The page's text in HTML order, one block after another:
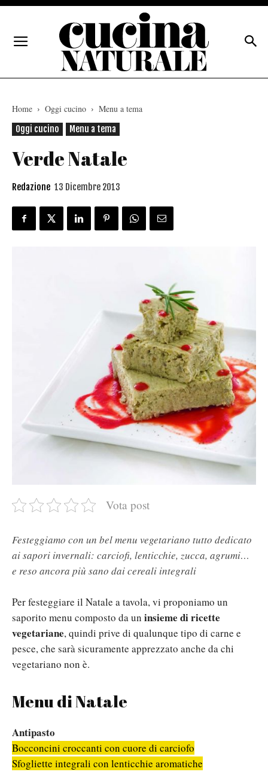
Home Oggi cucino
Menu a tema
Oggi cucino
Menu a tema
Verde Natale
Redazione 13 Dicembre 2013
Vota post
Festeggiamo con un bel menu vegetariano tutto dedicato
ai sapori invernali: carciofi, lenticchie, zucca, agrumi…
e reso ancora più sano dai cereali integrali
Per festeggiare il Natale a tavola, vi proponiamo un
saporito menu composto da un insieme di ricette
vegetariane, quindi prive di qualunque tipo di carne e
pesce, che sarà sicuramente apprezzato anche da chi
vegetariano non è.
Menu di Natale
Antipasto
Bocconcini croccanti con cuore di carciofo
Sfogliette integrali con lenticchie aromatiche